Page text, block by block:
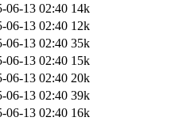
06-13 02:40 14k
06-13 02:40 12k
06-13 02:40 35k
06-13 02:40 15k
06-13 02:40 20k
06-13 02:40 39k
06-13 02:40 16k